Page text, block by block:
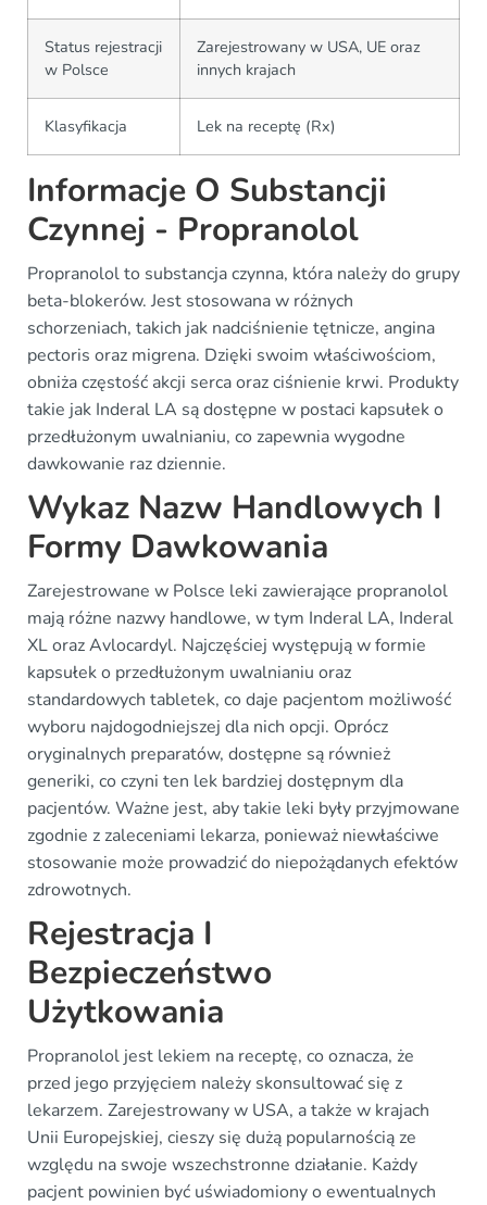
Status rejestracji
w Polsce
Zarejestrowany w USA, UE oraz
innych krajach
Klasyfikacja Lek na receptę (Rx)
Informacje O Substancji
Czynnej - Propranolol
Propranolol to substancja czynna, która należy do grupy
beta-blokerów. Jest stosowana w różnych
schorzeniach, takich jak nadciśnienie tętnicze, angina
pectoris oraz migrena. Dzięki swoim właściwościom,
obniża częstość akcji serca oraz ciśnienie krwi. Produkty
takie jak Inderal LA są dostępne w postaci kapsułek o
przedłużonym uwalnianiu, co zapewnia wygodne
dawkowanie raz dziennie.
Wykaz Nazw Handlowych I
Formy Dawkowania
Zarejestrowane w Polsce leki zawierające propranolol
mają różne nazwy handlowe, w tym Inderal LA, Inderal
XL oraz Avlocardyl. Najczęściej występują w formie
kapsułek o przedłużonym uwalnianiu oraz
standardowych tabletek, co daje pacjentom możliwość
wyboru najdogodniejszej dla nich opcji. Oprócz
oryginalnych preparatów, dostępne są również
generiki, co czyni ten lek bardziej dostępnym dla
pacjentów. Ważne jest, aby takie leki były przyjmowane
zgodnie z zaleceniami lekarza, ponieważ niewłaściwe
stosowanie może prowadzić do niepożądanych efektów
zdrowotnych.
Rejestracja I
Bezpieczeństwo
Użytkowania
Propranolol jest lekiem na receptę, co oznacza, że
przed jego przyjęciem należy skonsultować się z
lekarzem. Zarejestrowany w USA, a także w krajach
Unii Europejskiej, cieszy się dużą popularnością ze
względu na swoje wszechstronne działanie. Każdy
pacjent powinien być uświadomiony o ewentualnych